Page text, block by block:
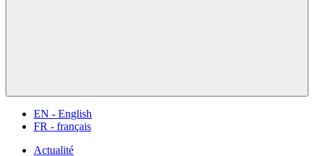
EN - English
FR - français
Actualité